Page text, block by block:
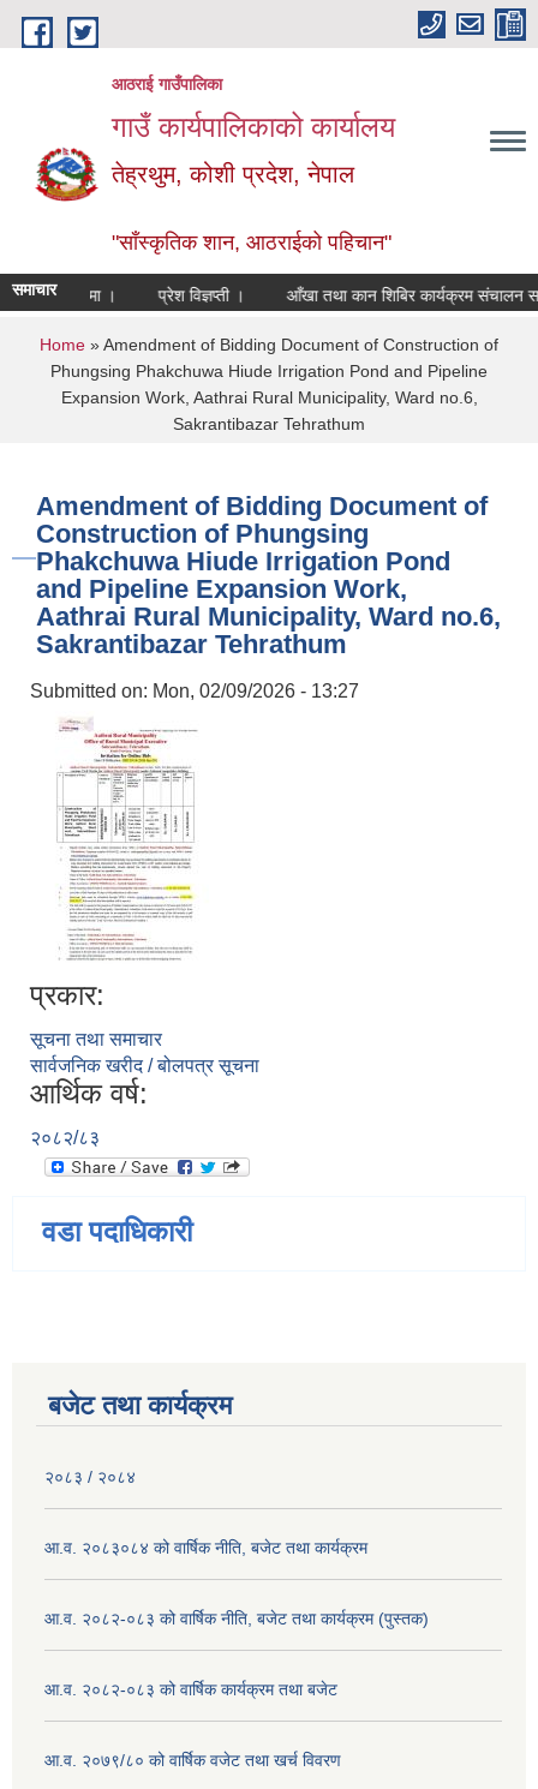
Skip to main content
आठराई गाउँपालिका
गाउँ कार्यपालिकाको कार्यालय
तेह्रथुम, कोशी प्रदेश, नेपाल
"साँस्कृतिक शान, आठराईको पहिचान"
समाचार
सम्वन्धमा । प्रेश विज्ञप्ती । आँखा तथा कान शिबिर कार्यक्रम संचालन
You are here
Home » Amendment of Bidding Document of Construction of
Phungsing Phakchuwa Hiude Irrigation Pond and Pipeline
Expansion Work, Aathrai Rural Municipality, Ward no.6,
Sakrantibazar Tehrathum
Amendment of Bidding Document of
Construction of Phungsing
Phakchuwa Hiude Irrigation Pond
and Pipeline Expansion Work,
Aathrai Rural Municipality, Ward no.6,
Sakrantibazar Tehrathum
Submitted on: Mon, 02/09/2026 - 13:27
प्रकार:
सूचना तथा समाचार
सार्वजनिक खरीद / बोलपत्र सूचना
आर्थिक वर्ष:
२०८२/८३
वडा पदाधिकारी
बजेट तथा कार्यक्रम
२०८३ / २०८४
आ.व. २०८३०८४ को वार्षिक नीति, बजेट तथा कार्यक्रम
आ.व. २०८२-०८३ को वार्षिक नीति, बजेट तथा कार्यक्रम (पुस्तक)
आ.व. २०८२-०८३ को वार्षिक कार्यक्रम तथा बजेट
आ.व. २०७९/८० को वार्षिक वजेट तथा खर्च विवरण